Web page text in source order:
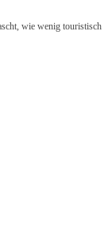
wie wenig touristisch